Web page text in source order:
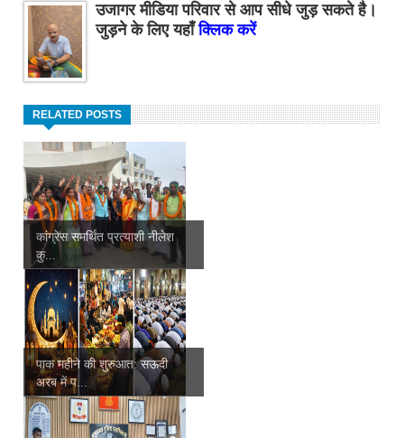
उजागर मीडिया परिवार से आप सीधे जुड़ सकते है।
जुड़ने के लिए यहाँक्लिक करें
RELATED POSTS
कांग्रेस समर्थित प्रत्याशी नीलेश
कु...
पाक महीने की शुरुआत: सऊदी
अरब में प...